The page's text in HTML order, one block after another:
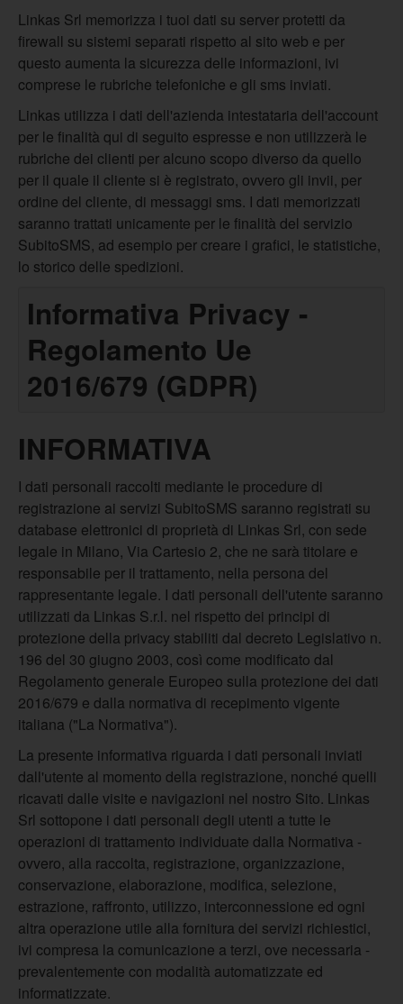
Linkas Srl memorizza i tuoi dati su server protetti da
firewall su sistemi separati rispetto al sito web e per
questo aumenta la sicurezza delle informazioni, ivi
comprese le rubriche telefoniche e gli sms inviati.
Linkas utilizza i dati dell'azienda intestataria dell'account
per le finalità qui di seguito espresse e non utilizzerà le
rubriche dei clienti per alcuno scopo diverso da quello
per il quale il cliente si è registrato, ovvero gli invii, per
ordine del cliente, di messaggi sms. I dati memorizzati
saranno trattati unicamente per le finalità del servizio
SubitoSMS, ad esempio per creare i grafici, le statistiche,
lo storico delle spedizioni.
Informativa Privacy -
Regolamento Ue
2016/679 (GDPR)
INFORMATIVA
I dati personali raccolti mediante le procedure di
registrazione ai servizi SubitoSMS saranno registrati su
database elettronici di proprietà di Linkas Srl, con sede
legale in Milano, Via Cartesio 2, che ne sarà titolare e
responsabile per il trattamento, nella persona del
rappresentante legale. I dati personali dell'utente saranno
utilizzati da Linkas S.r.l. nel rispetto dei principi di
protezione della privacy stabiliti dal decreto Legislativo n.
196 del 30 giugno 2003, così come modificato dal
Regolamento generale Europeo sulla protezione dei dati
2016/679 e dalla normativa di recepimento vigente
italiana ("La Normativa").
La presente informativa riguarda i dati personali inviati
dall'utente al momento della registrazione, nonché quelli
ricavati dalle visite e navigazioni nel nostro Sito. Linkas
Srl sottopone i dati personali degli utenti a tutte le
operazioni di trattamento individuate dalla Normativa -
ovvero, alla raccolta, registrazione, organizzazione,
conservazione, elaborazione, modifica, selezione,
estrazione, raffronto, utilizzo, interconnessione ed ogni
altra operazione utile alla fornitura dei servizi richiestici,
ivi compresa la comunicazione a terzi, ove necessaria -
prevalentemente con modalità automatizzate ed
informatizzate.